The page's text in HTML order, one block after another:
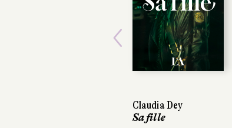
Claudia Dey
Sa fille
Previous